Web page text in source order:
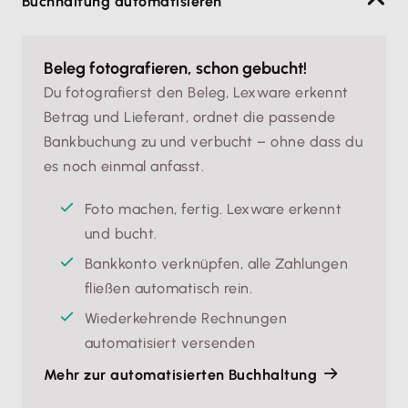
Beleg fotografieren, schon gebucht!
Du fotografierst den Beleg, Lexware erkennt
Betrag und Lieferant, ordnet die passende
Bankbuchung zu und verbucht – ohne dass du
es noch einmal anfasst.
Foto machen, fertig. Lexware erkennt
und bucht.
Bankkonto verknüpfen, alle Zahlungen
fließen automatisch rein.
Wiederkehrende Rechnungen
automatisiert versenden
Mehr zur automatisierten Buchhaltung